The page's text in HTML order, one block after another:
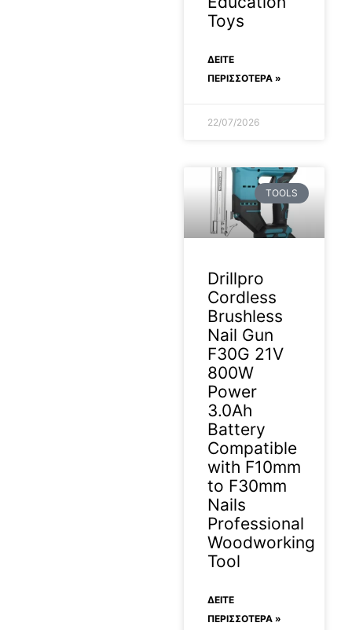
Toys
ΔΕΊΤΕ
ΠΕΡΙΣΣΟΤΕΡΑ »
22/07/2026
TOOLS
Drillpro
Cordless
Brushless
Nail Gun
F30G 21V
800W
Power
3.0Ah
Battery
Compatible
with F10mm
to F30mm
Nails
Professional
Woodworking
Tool
ΔΕΊΤΕ
ΠΕΡΙΣΣΟΤΕΡΑ »